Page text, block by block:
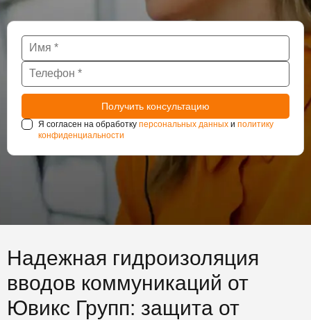
Я согласен на обработку персональных данных и политику
конфиденциальности
Надежная гидроизоляция
вводов коммуникаций от
Ювикс Групп: защита от